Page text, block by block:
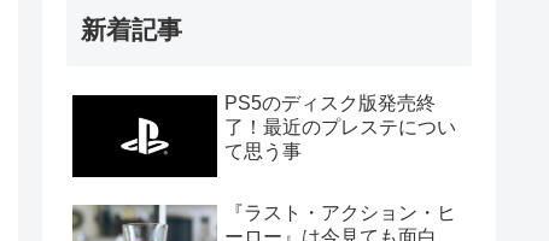
新着記事
PS5のディスク版発売終
了！最近のプレステについ
て思う事
『ラスト・アクション・ヒ